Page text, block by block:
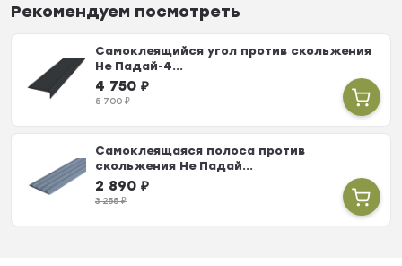
Рекомендуем посмотреть
Самоклеящийся угол против скольжения
Не Падай-4...
4 750 ₽
5 700₽
Самоклеящаяся полоса против
скольжения Не Падай...
2 890 ₽
3 255₽